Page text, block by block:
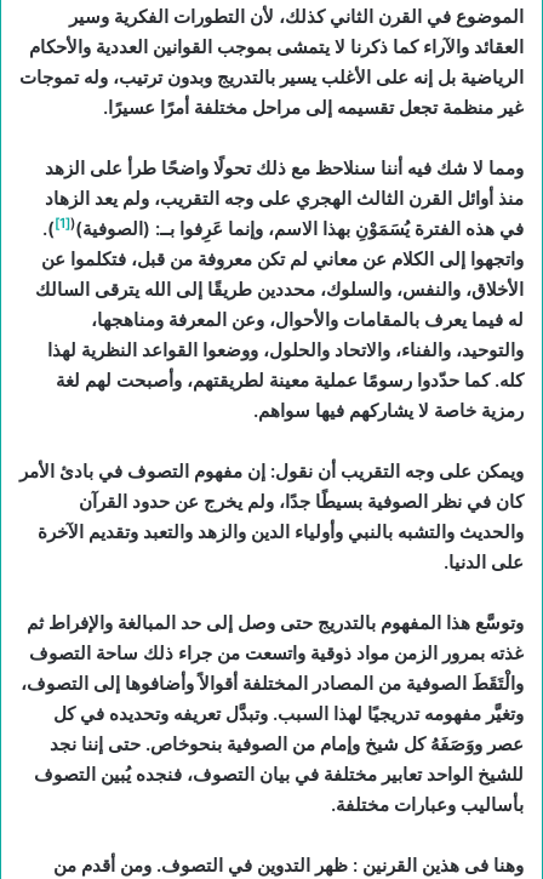
الموضوع في القرن الثاني كذلك، لأن التطورات الفكرية وسير
العقائد والآراء كما ذكرنا لا يتمشى بموجب القوانين العددية والأحكام
الرياضية بل إنه على الأغلب يسير بالتدريج وبدون ترتيب، وله تموجات
غير منظمة تجعل تقسيمه إلى مراحل مختلفة أمرًا عسيرًا.
ومما لا شك فيه أننا سنلاحظ مع ذلك تحولًا واضحًا طرأ على الزهد
منذ أوائل القرن الثالث الهجري على وجه التقريب، ولم يعد الزهاد
في هذه الفترة يُسَمَوْنِ بهذا الاسم، وإنما عَرِفوا بــ: (الصوفية)(
[1]
).
واتجهوا إلى الكلام عن معاني لم تكن معروفة من قبل، فتكلموا عن
الأخلاق، والنفس، والسلوك، محددين طريقًا إلى الله يترقى السالك
له فيما يعرف بالمقامات والأحوال، وعن المعرفة ومناهجها،
والتوحيد، والفناء، والاتحاد والحلول، ووضعوا القواعد النظرية لهذا
كله. كما حدّدوا رسومًا عملية معينة لطريقتهم، وأصبحت لهم لغة
رمزية خاصة لا يشاركهم فيها سواهم.
ويمكن على وجه التقريب أن نقول: إن مفهوم التصوف في بادئ الأمر
كان في نظر الصوفية بسيطًا جدًا، ولم يخرج عن حدود القرآن
والحديث والتشبه بالنبي وأولياء الدين والزهد والتعبد وتقديم الآخرة
على الدنيا.
وتوسَّع هذا المفهوم بالتدريج حتى وصل إلى حد المبالغة والإفراط ثم
غذته بمرور الزمن مواد ذوقية واتسعت من جراء ذلك ساحة التصوف
والْتَقَطَ الصوفية من المصادر المختلفة أقوالاً وأضافوها إلى التصوف،
وتغيَّر مفهومه تدريجيًا لهذا السبب. وتبدَّل تعريفه وتحديده في كل
عصر ووَصَفَهُ كل شيخ وإمام من الصوفية بنحوخاص. حتى إننا نجد
للشيخ الواحد تعابير مختلفة في بيان التصوف، فنجده يُبين التصوف
بأساليب وعبارات مختلفة.
وهنا فى هذين القرنين : ظهر التدوين في التصوف. ومن أقدم من